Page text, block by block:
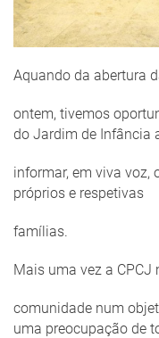
Aquando da abertura
ontem, tivemos
do Jardim de Infância
informar, em viva voz,
próprios e respetivas
famílias.
Mais uma vez a CPCJ
comunidade num
uma preocupação de